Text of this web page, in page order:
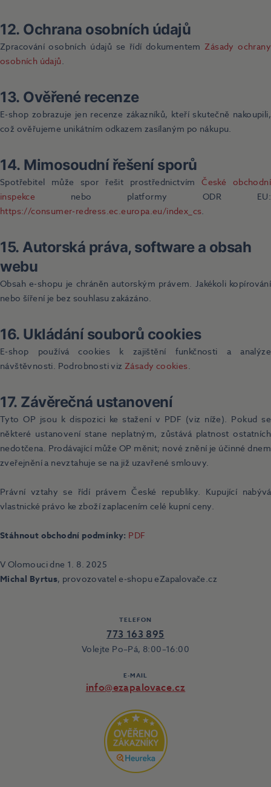
12. Ochrana osobních údajů
Zpracování osobních údajů se řídí dokumentemZásady ochrany
osobních údajů.
13. Ověřené recenze
E‑shop zobrazuje jen recenze zákazníků, kteří skutečně nakoupili,
což ověřujeme unikátním odkazem zasílaným po nákupu.
14. Mimosoudní řešení sporů
Spotřebitel může spor řešit prostřednictvímČeské obchodní
inspekce nebo platformy ODR EU:
https://consumer‑redress.ec.europa.eu/index_cs.
15. Autorská práva, software a obsah
webu
Obsah e‑shopu je chráněn autorským právem. Jakékoli kopírování
nebo šíření je bez souhlasu zakázáno.
16. Ukládání souborů cookies
E‑shop používá cookies k zajištění funkčnosti a analýze
návštěvnosti. Podrobnosti viz Zásady cookies.
17. Závěrečná ustanovení
Tyto OP jsou k dispozici ke stažení v PDF (viz níže). Pokud se
některé ustanovení stane neplatným, zůstává platnost ostatních
nedotčena. Prodávající může OP měnit; nové znění je účinné dnem
zveřejnění a nevztahuje se na již uzavřené smlouvy.
Právní vztahy se řídí právem České republiky. Kupující nabývá
vlastnické právo ke zboží zaplacením celé kupní ceny.
Stáhnout obchodní podmínky: PDF
V Olomouci dne 1. 8. 2025
Michal Byrtus, provozovatel e‑shopu eZapalovače.cz
TELEFON
773 163 895
Volejte Po–Pá, 8:00–16:00
E-MAIL
info@ezapalovace.cz